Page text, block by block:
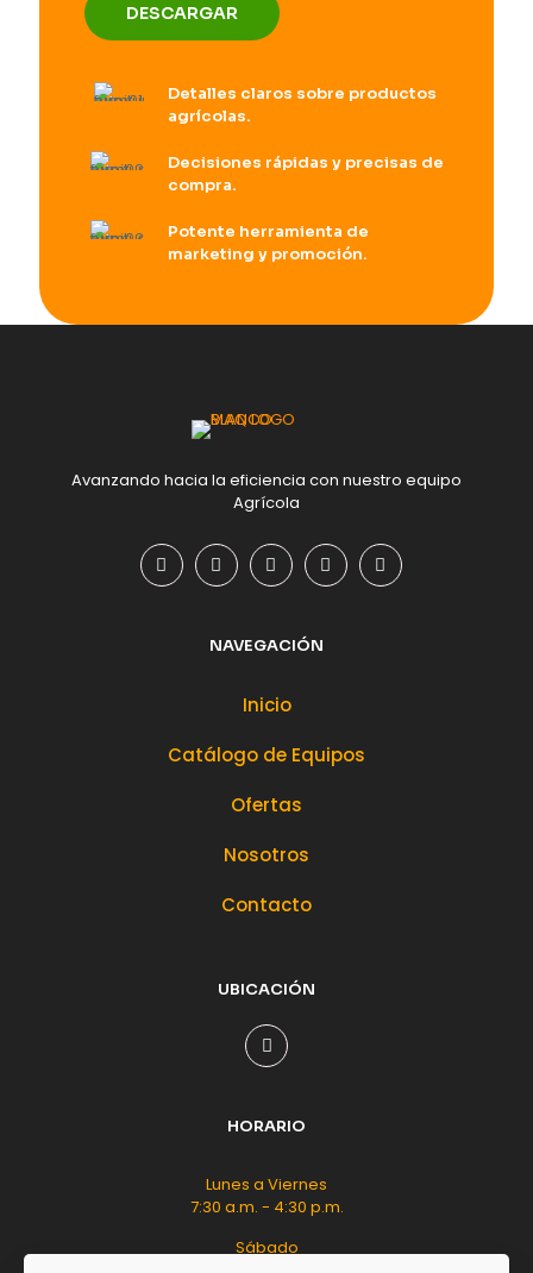
DESCARGAR
Detalles claros sobre productos
agrícolas.
Decisiones rápidas y precisas de
compra.
Potente herramienta de
marketing y promoción.
Avanzando hacia la eficiencia con nuestro equipo
Agrícola
NAVEGACIÓN
Inicio
Catálogo de Equipos
Ofertas
Nosotros
Contacto
UBICACIÓN
HORARIO
Lunes a Viernes
7:30 a.m. - 4:30 p.m.
Sábado